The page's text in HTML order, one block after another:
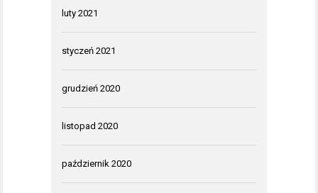
luty 2021
styczeń 2021
grudzień 2020
listopad 2020
październik 2020